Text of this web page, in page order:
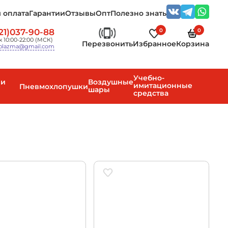
оплатаГарантииОтзывыОптПолезно знать
90-88
10:00-22:00 (МСК)
Перезвонить
0
Избранное
0
Корзина
ПневмохлопушкиВоздушные
шары
Учебно-
имитационные
средства